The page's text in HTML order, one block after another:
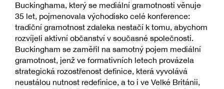
Buckinghama, který se mediální gramotnosti věnuje
35 let, pojmenovala východisko celé konference:
tradiční gramotnost zdaleka nestačí k tomu, abychom
rozvíjeli aktivní občanství v současné společnosti.
Buckingham se zaměřil na samotný pojem mediální
gramotnost, jenž ve formativních letech provázela
strategická rozostřenost definice, která vyvolává
neustálou nutnost redefinice, a to i ve Velké Británii,